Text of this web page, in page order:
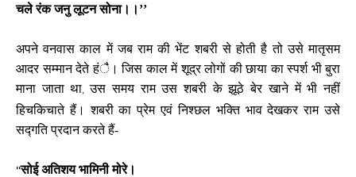
चले रंक जनु लूटन सोना।।’’
अपने वनवास काल में जब राम की भेंट शबरी से होती है तो उसे मातृसम
आदर सम्मान देते हंै। जिस काल में शूद्र लोगों की छाया का स्पर्श भी बुरा
माना जाता था,उस समय राम उस शबरी के झूठे बेर खाने में भी नहीं
हिचकिचाते हैं। शबरी का प्रेम एवं निश्छल भक्ति भाव देखकर राम उसे
सद्गति प्रदान करते हैं-
‘‘सोई अतिशय भामिनी मोरे।